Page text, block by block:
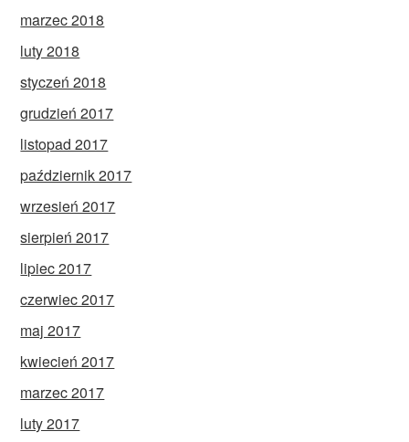
marzec 2018
luty 2018
styczeń 2018
grudzień 2017
listopad 2017
październik 2017
wrzesień 2017
sierpień 2017
lipiec 2017
czerwiec 2017
maj 2017
kwiecień 2017
marzec 2017
luty 2017